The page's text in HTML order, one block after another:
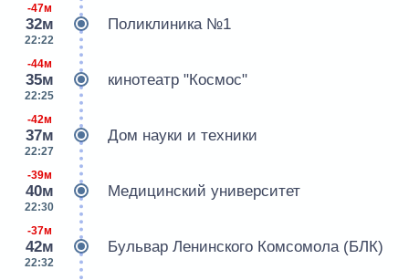
-47м
32м
22:22
Поликлиника №1
-44м
35м
22:25
кинотеатр "Космос"
-42м
37м
22:27
Дом науки и техники
-39м
40м
22:30
Медицинский университет
-37м
42м
22:32
Бульвар Ленинского Комсомола (БЛК)